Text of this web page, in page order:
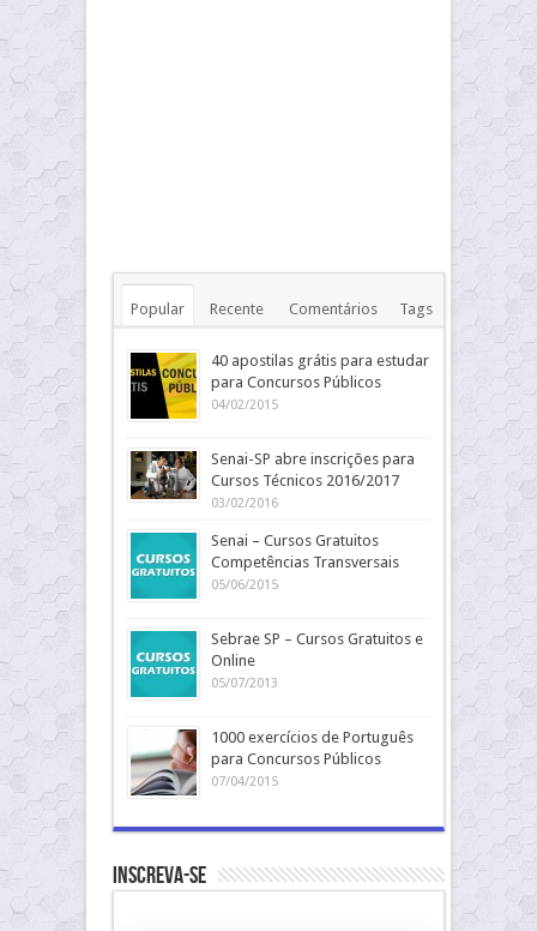
Popular Recente Comentários Tags
40 apostilas grátis para estudar
para Concursos Públicos
04/02/2015
Senai-SP abre inscrições para
Cursos Técnicos 2016/2017
03/02/2016
Senai – Cursos Gratuitos
Competências Transversais
05/06/2015
Sebrae SP – Cursos Gratuitos e
Online
05/07/2013
1000 exercícios de Português
para Concursos Públicos
07/04/2015
Inscreva-se